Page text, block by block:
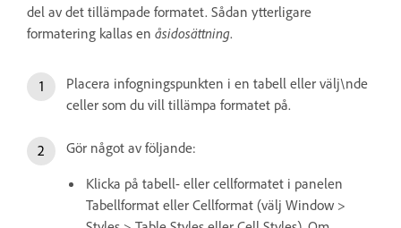
del av det tillämpade formatet. Sådan ytterligare
formatering kallas en åsidosättning.
Placera infogningspunkten i en tabell eller välj\nde
celler som du vill tillämpa formatet på.
Gör något av följande:
Klicka på tabell- eller cellformatet i panelen
Tabellformat eller Cellformat (välj Window >